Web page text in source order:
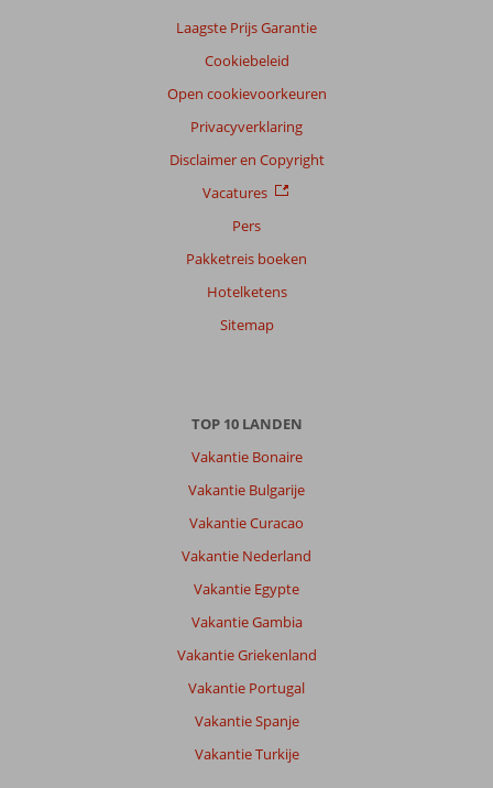
Laagste Prijs Garantie
Cookiebeleid
Open cookievoorkeuren
Privacyverklaring
Disclaimer en Copyright
Vacatures
Pers
Pakketreis boeken
Hotelketens
Sitemap
TOP 10 LANDEN
Vakantie Bonaire
Vakantie Bulgarije
Vakantie Curacao
Vakantie Nederland
Vakantie Egypte
Vakantie Gambia
Vakantie Griekenland
Vakantie Portugal
Vakantie Spanje
Vakantie Turkije